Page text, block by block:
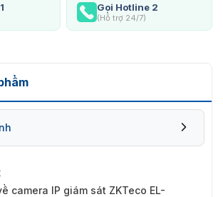
Gọi Hotline 2
(Hỗ trợ 24/7)
camera IP giám sát ZKTeco EL-